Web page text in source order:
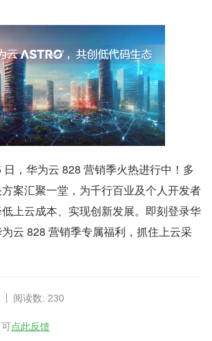
日，华为云 828 营销季火热进行中！多
案汇聚一堂，为千行百业及个人开发者
上云成本、实现创新发展。即刻登录华
云 828 营销季专属福利，抓住上云采
阅读数: 230
点此反馈